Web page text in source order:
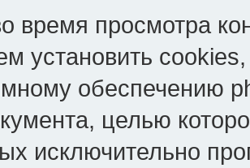
время просмотра
установить
обеспечению
целью
исключительно